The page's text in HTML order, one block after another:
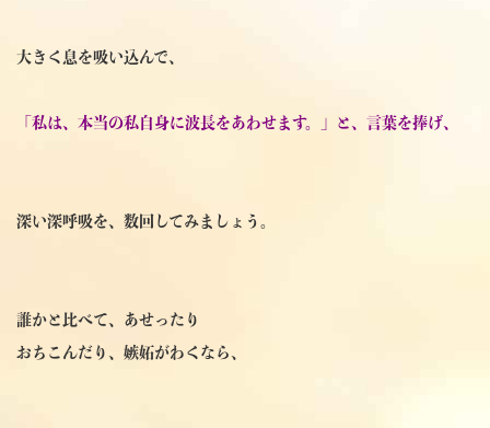
大きく息を吸い込んで、
「私は、本当の私自身に波長をあわせます。」と、言葉を捧げ、
深い深呼吸を、数回してみましょう。
誰かと比べて、あせったり
おちこんだり、嫉妬がわくなら、